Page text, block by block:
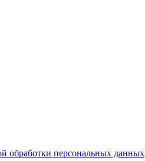
обработки персональных данных